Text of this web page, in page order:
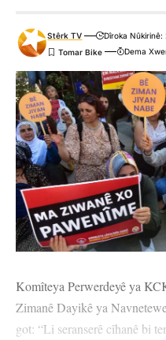
Stêrk TV
Dîroka Nûkirinê:
Dema
Komîteya Perwerdeyê ya
Zimanê Dayikê ya
got: “Li seranserê cîhanê bi